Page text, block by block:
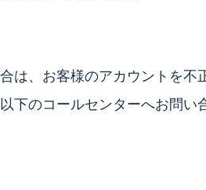
は、お客様のアカウントを
下のコールセンターへお問い